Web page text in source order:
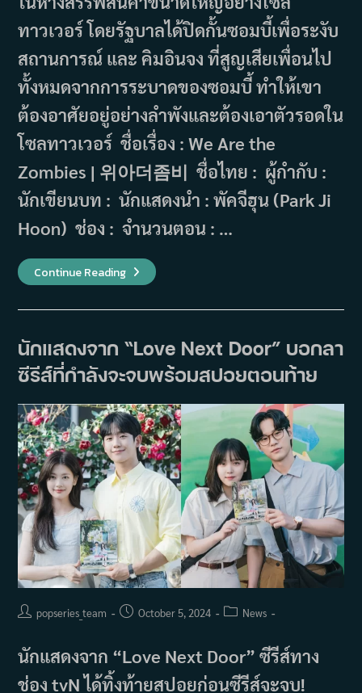
ทาวเวอร์ โดยรัฐบาลได้ปิดกั้นซอมบี้เพื่อระงับ
สถานการณ์ และ คิมอินจง ที่สูญเสียเพื่อนไป
ทั้งหมดจากการระบาดของซอมบี้ ทำให้เขา
ต้องอาศัยอยู่อย่างลำพังและต้องเอาตัวรอดใน
โซลทาวเวอร์ ชื่อเรื่อง : We Are the
Zombies | 위아더좀비 ชื่อไทย : ผู้กำกับ :
นักเขียนบท : นักแสดงนำ : พัคจีฮุน (Park Ji
Hoon) ช่อง : จำนวนตอน : …
Continue Readingเรื่อง
ย่อ
รีส์
The
Zombies
นักแสดงจาก “Love Next Door” บอกลา
ซีรีส์ที่กำลังจะจบพร้อมสปอยตอนท้าย
Postpopseries_team
PostOctober 5, 2024
PostNews
นักแสดงจาก “Love Next Door” ซีรีส์ทาง
ช่อง tvN ได้ทิ้งท้ายสปอยก่อนซีรีส์จะจบ!